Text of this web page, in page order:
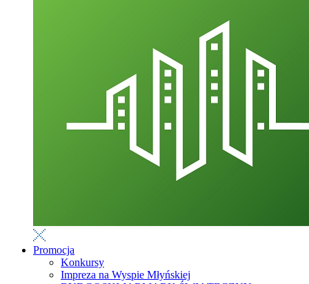
Promocja
Konkursy
Impreza na Wyspie Młyńskiej